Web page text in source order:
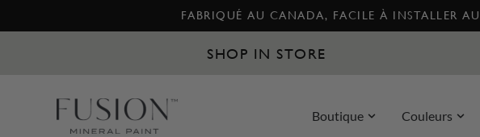
FABRIQUÉ AU CANADA, FACILE À INSTALLER
SHOP IN STORE
Boutique Couleurs